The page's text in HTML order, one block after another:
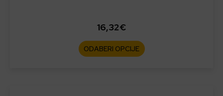
16,32€
ODABERI OPCIJE